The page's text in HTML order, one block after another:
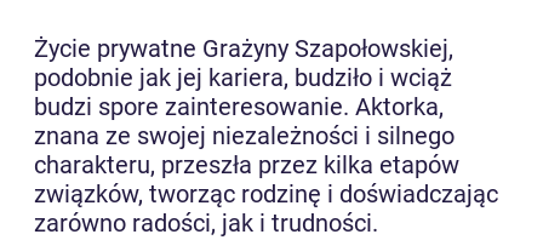
Życie prywatne Grażyny Szapołowskiej,
podobnie jak jej kariera, budziło i wciąż
budzi spore zainteresowanie. Aktorka,
znana ze swojej niezależności i silnego
charakteru, przeszła przez kilka etapów
związków, tworząc rodzinę i doświadczając
zarówno radości, jak i trudności.